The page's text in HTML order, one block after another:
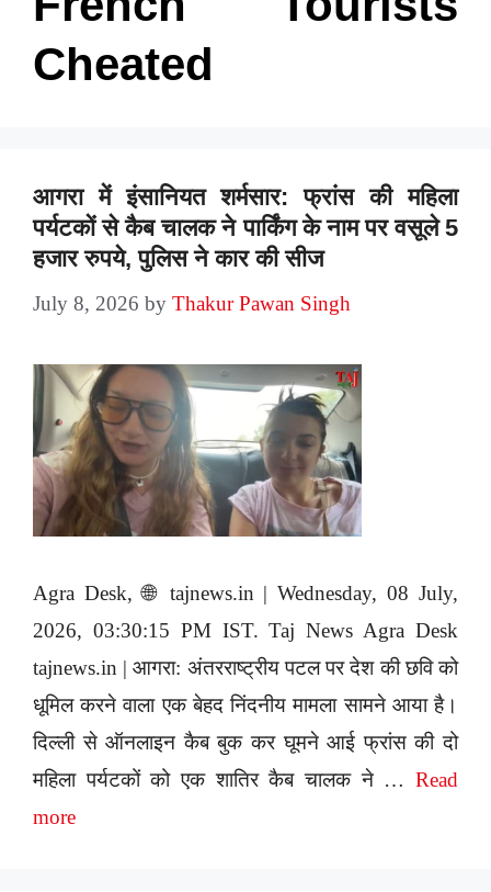
Cheated
आगरा में इंसानियत शर्मसार: फ्रांस की महिला
पर्यटकों से कैब चालक ने पार्किंग के नाम पर वसूले 5
हजार रुपये, पुलिस ने कार की सीज
July 8, 2026 by Thakur Pawan Singh
Agra Desk, 🌐 tajnews.in | Wednesday, 08 July,
2026, 03:30:15 PM IST. Taj News Agra Desk
tajnews.in | आगरा: अंतरराष्ट्रीय पटल पर देश की छवि को
धूमिल करने वाला एक बेहद निंदनीय मामला सामने आया है।
दिल्ली से ऑनलाइन कैब बुक कर घूमने आई फ्रांस की दो
महिला पर्यटकों को एक शातिर कैब चालक ने … Read
more